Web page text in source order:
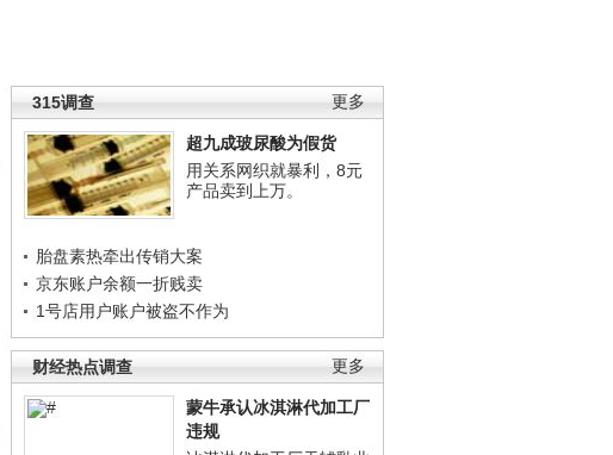
更多
315调查
超九成玻尿酸为假货
用关系网织就暴利，8元
产品卖到上万。
胎盘素热牵出传销大案
京东账户余额一折贱卖
1号店用户账户被盗不作为
更多
财经热点调查
蒙牛承认冰淇淋代加工厂
违规